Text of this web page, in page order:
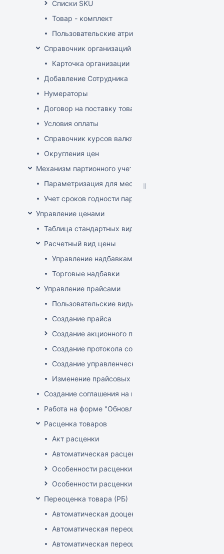
Списки SKU
Товар - комплект
Пользовательские атрибуты
Справочник организаций
Карточка организации
Добавление Сотрудника
Нумераторы
Договор на поставку товаров (форма)
Условия оплаты
Справочник курсов валют
Округления цен
Механизм партионного учета
Параметризация для места хранения механизма
Учет сроков годности партий
Управление ценами
Таблица стандартных видов цен
Расчетный вид цены
Управление надбавками
Торговые надбавки
Управление прайсами
Пользовательские виды цен
Создание прайса
Создание акционного прайса
Создание протокола согласования цен
Создание управленческого прайса
Изменение прайсовых цен
Создание соглашения на поставку
Работа на форме "Обновление розничных цен"
Расценка товаров
Акт расценки
Автоматическая расценка при проведении
Особенности расценки в РБ
Особенности расценки РФ
Переоценка товара (РБ)
Автоматическая дооценка товаров
Автоматическая переоценка акционного товара
Автоматическая переоценка по прайсам и